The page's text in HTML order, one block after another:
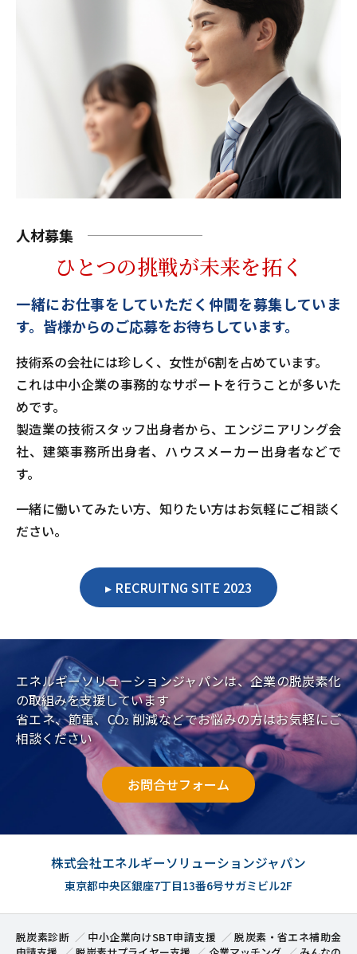
人材募集
ひとつの挑戦が未来を拓く
一緒にお仕事をしていただく仲間を募集していま
す。 皆様からのご応募をお待ちしています。
技術系の会社には珍しく、女性が6割を占めています。
これは中小企業の事務的なサポートを行うことが多いた
めです。
製造業の技術スタッフ出身者から、エンジニアリング会
社、建築事務所出身者、ハウスメーカー出身者などで
す。
一緒に働いてみたい方、知りたい方はお気軽にご相談く
ださい。
RECRUITNG SITE 2023
エネルギーソリューションジャパンは、企業の脱炭素化
の取組みを支援しています
省エネ、節電、CO2 削減などでお悩みの方はお気軽にご
相談ください
お問合せフォーム
株式会社エネルギーソリューションジャパン
東京都中央区銀座7丁目13番6号サガミビル2F
脱炭素診断 中小企業向けSBT申請支援
脱炭素・省エネ補助金